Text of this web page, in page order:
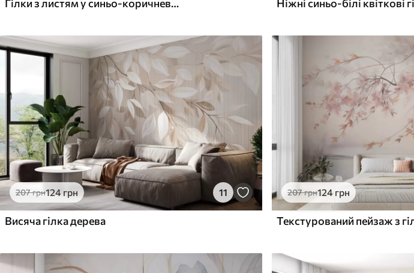
Гілки з листям у синьо-коричневих тонах, світле тло, м'яке і ніжне, акварельний стиль
207грн124 грн 11
Висяча гілка дерева
207грн124 грн